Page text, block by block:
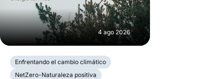
4 ago 2026
Enfrentando el cambio climático
NetZero-Naturaleza positiva